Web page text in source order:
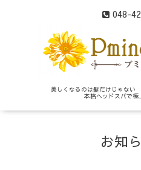
048-
美しくなるのは髪だけじゃない
本格ヘッドスパで極
お知